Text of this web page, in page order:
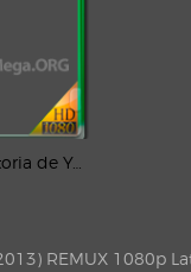
Marshals: Una historia de Yellowstone (2026) AMZN Temporada 1 WEB-DL 1080p Latino
REMUX 1080p